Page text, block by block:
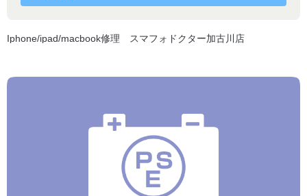
Iphone/ipad/macbook修理 スマフォドクター加古川店